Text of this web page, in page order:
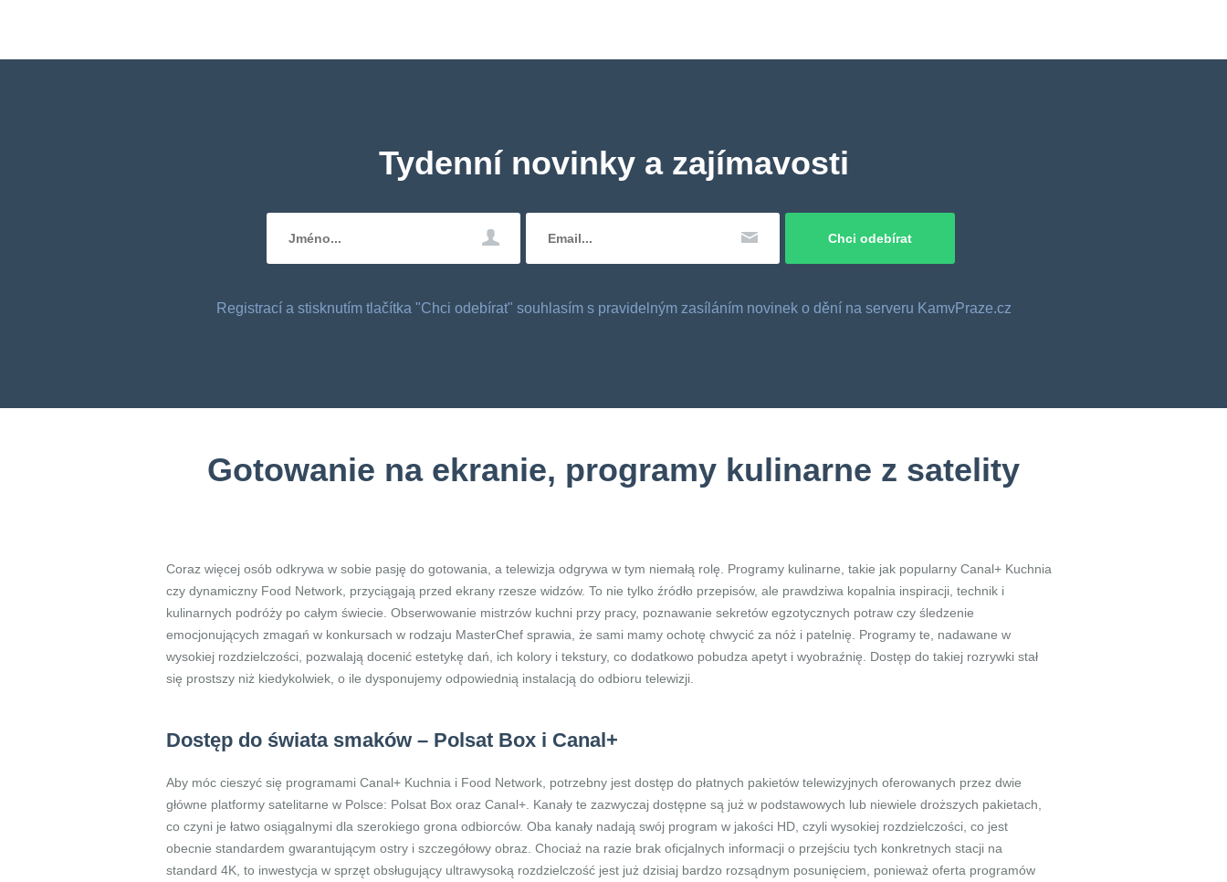
Tydenní novinky a zajímavosti
Registrací a stisknutím tlačítka "Chci odebírat" souhlasím s pravidelným zasíláním novinek o dění na serveru KamvPraze.cz
Gotowanie na ekranie, programy kulinarne z satelity
Coraz więcej osób odkrywa w sobie pasję do gotowania, a telewizja odgrywa w tym niemałą rolę. Programy kulinarne, takie jak popularny Canal+ Kuchnia
czy dynamiczny Food Network, przyciągają przed ekrany rzesze widzów. To nie tylko źródło przepisów, ale prawdziwa kopalnia inspiracji, technik i
kulinarnych podróży po całym świecie. Obserwowanie mistrzów kuchni przy pracy, poznawanie sekretów egzotycznych potraw czy śledzenie
emocjonujących zmagań w konkursach w rodzaju MasterChef sprawia, że sami mamy ochotę chwycić za nóż i patelnię. Programy te, nadawane w
wysokiej rozdzielczości, pozwalają docenić estetykę dań, ich kolory i tekstury, co dodatkowo pobudza apetyt i wyobraźnię. Dostęp do takiej rozrywki stał
się prostszy niż kiedykolwiek, o ile dysponujemy odpowiednią instalacją do odbioru telewizji.
Dostęp do świata smaków – Polsat Box i Canal+
Aby móc cieszyć się programami Canal+ Kuchnia i Food Network, potrzebny jest dostęp do płatnych pakietów telewizyjnych oferowanych przez dwie
główne platformy satelitarne w Polsce: Polsat Box oraz Canal+. Kanały te zazwyczaj dostępne są już w podstawowych lub niewiele droższych pakietach,
co czyni je łatwo osiągalnymi dla szerokiego grona odbiorców. Oba kanały nadają swój program w jakości HD, czyli wysokiej rozdzielczości, co jest
obecnie standardem gwarantującym ostry i szczegółowy obraz. Chociaż na razie brak oficjalnych informacji o przejściu tych konkretnych stacji na
standard 4K, to inwestycja w sprzęt obsługujący ultrawysoką rozdzielczość jest już dzisiaj bardzo rozsądnym posunięciem, ponieważ oferta programów